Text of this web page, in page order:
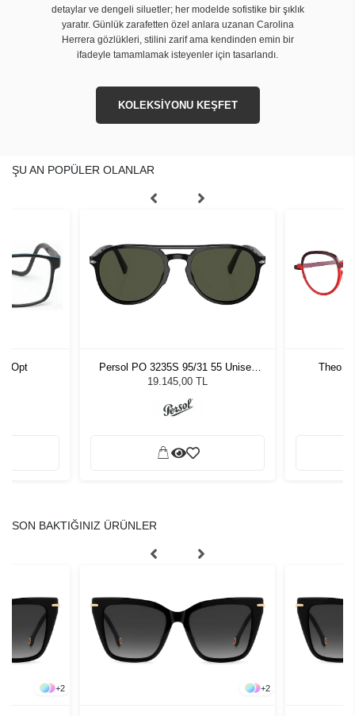
detaylar ve dengeli siluetler; her modelde sofistike bir şıklık
yaratır. Günlük zarafetten özel anlara uzanan Carolina
Herrera gözlükleri, stilini zarif ama kendinden emin bir
ifadeyle tamamlamak isteyenler için tasarlandı.
KOLEKSİYONU KEŞFET
ŞU AN POPÜLER OLANLAR
Opt
Persol PO 3235S 95/31 55 Unisex
Güneş Gözlüğü
19.145,00 TL
Theo
SON BAKTIĞINIZ ÜRÜNLER
+2 +2